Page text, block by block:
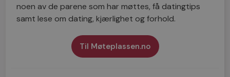
noen av de parene som har møttes, få datingtips
samt lese om dating, kjærlighet og forhold.
Til Møteplassen.no